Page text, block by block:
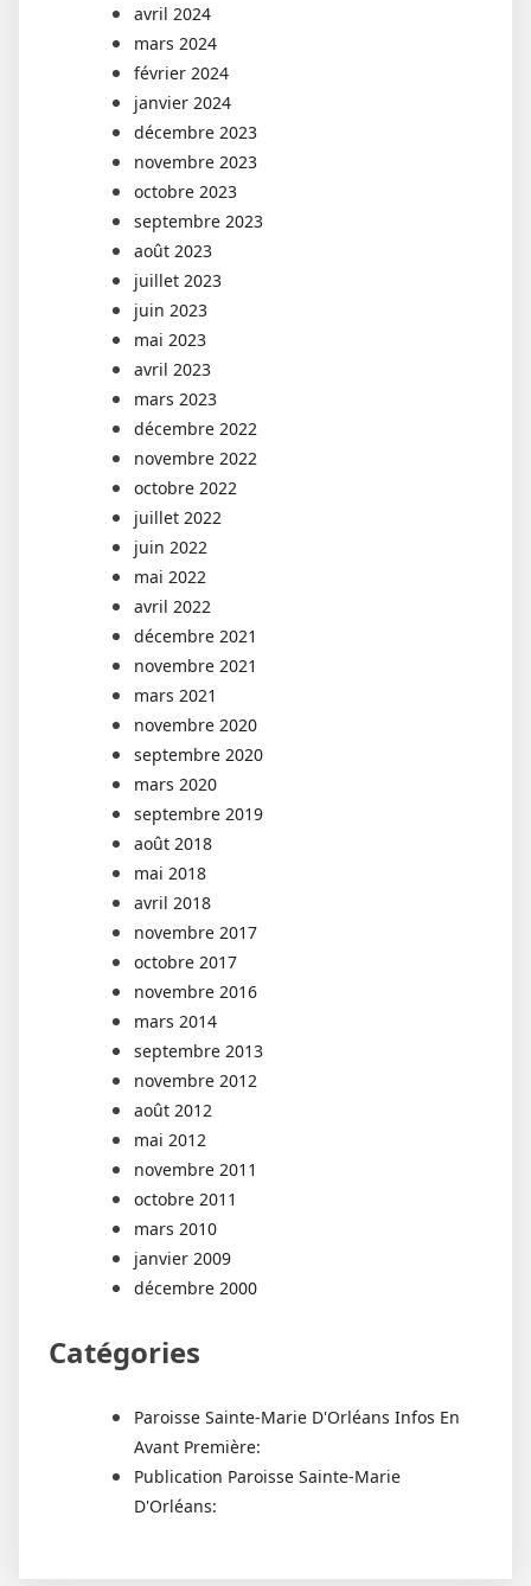
avril 2024
mars 2024
février 2024
janvier 2024
décembre 2023
novembre 2023
octobre 2023
septembre 2023
août 2023
juillet 2023
juin 2023
mai 2023
avril 2023
mars 2023
décembre 2022
novembre 2022
octobre 2022
juillet 2022
juin 2022
mai 2022
avril 2022
décembre 2021
novembre 2021
mars 2021
novembre 2020
septembre 2020
mars 2020
septembre 2019
août 2018
mai 2018
avril 2018
novembre 2017
octobre 2017
novembre 2016
mars 2014
septembre 2013
novembre 2012
août 2012
mai 2012
novembre 2011
octobre 2011
mars 2010
janvier 2009
décembre 2000
Catégories
Paroisse Sainte-Marie D'Orléans Infos En
Avant Première:
Publication Paroisse Sainte-Marie
D'Orléans: